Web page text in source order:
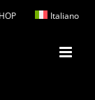
Italiano